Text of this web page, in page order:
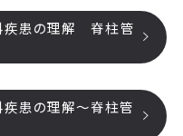
疾患の理解 脊柱管
患の理解～脊柱管